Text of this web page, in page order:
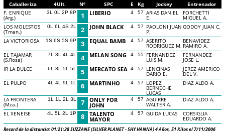
Caballeriza 4Ult. Nº SPC E Kg Jockey Entrenador
F. ENRIQUE
(Arg.)
3L 0L 2P 8P 1 LIBERIO 4 57 ARIAS DANIEL
E.
FORCHETTI
MIGUEL A.
LOS MOLESTOS
(Tman.)
0L 6L 4S 2L 2 JOHN BLACK 4 57 PAOLONI JUAN
P.
GODOY JUAN C.
LA VICTORIOSA
1S 6S 5S 9P 3 EQUAL BAMB 4 57 ASERITO
RODRIGUEZ M.
BENAVIDEZ
RAMIRO A.
EL TAJAMAR
(S.Rosa)
7L 3L 4L 4L 4 MELAN SONG 4 55 FERNANDEZ
LUIS M.
FERNANDEZ
JOSE L.
IR LA DULCE
6L 3L 5L 5L 5 MERCATO SEA 4 57 LENCINAS
DARIO E.
JEREZ AMERICO
DEL V.
EL PULPO
4L 4L 9L 1L 6 MARTINHO 4 57 LOPEZ
BERNECHE
LUCAS
DIAZ ALDO A.
LA FRONTERA
(Mza.)
1L 1L 2L 3L 7 ONLY FOR
JOHN
4 57 AGUIRRE
WALTER A.
DIAZ ALDO A.
EL XENEISE
4L 5L 2L 1P 8 TALENTO
MAYOR
4 57 GUIDA LUCAS CORSIGLIA
EDUARDO A.
Record de la distancia: 01:21:28 SUZZANE (SILVER PLANET - SHY HANNA) 4 Años, 51 Kilos el 7/11/2006